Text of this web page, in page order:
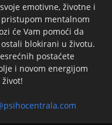
emotivne, životne i
mentalnom
će Vam pomoći da
blokirani u životu.
postaćete
i novom energijom
život!